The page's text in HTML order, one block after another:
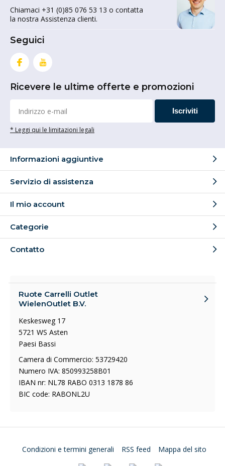
Chiamaci +31 (0)85 076 53 13 o contatta
la nostra Assistenza clienti.
Seguici
Ricevere le ultime offerte e promozioni
Iscriviti
* Leggi qui le limitazioni legali
Informazioni aggiuntive
Servizio di assistenza
Il mio account
Categorie
Contatto
Ruote Carrelli Outlet
WielenOutlet B.V.
Keskesweg 17
5721 WS Asten
Paesi Bassi
Camera di Commercio: 53729420
Numero IVA: 850993258B01
IBAN nr: NL78 RABO 0313 1878 86
BIC code: RABONL2U
Condizioni e termini generali RSS feed Mappa del sito